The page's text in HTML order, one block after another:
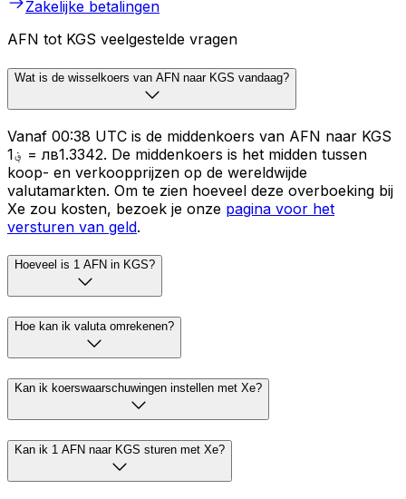
Zakelijke betalingen
AFN tot KGS veelgestelde vragen
Wat is de wisselkoers van AFN naar KGS vandaag?
Vanaf 00:38 UTC is de middenkoers van AFN naar KGS
؋1 = лв1.3342. De middenkoers is het midden tussen
koop- en verkoopprijzen op de wereldwijde
valutamarkten. Om te zien hoeveel deze overboeking bij
Xe zou kosten, bezoek je onze pagina voor het
versturen van geld.
Hoeveel is 1 AFN in KGS?
Hoe kan ik valuta omrekenen?
Kan ik koerswaarschuwingen instellen met Xe?
Kan ik 1 AFN naar KGS sturen met Xe?